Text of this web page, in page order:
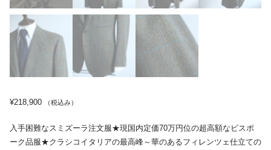
¥218,900 （税込み）
入手困難なスミズーラ注文服★現国内定価70万円位の超高額なビスポ
ーク品服★クラシコイタリアの最高峰～華のあるフィレンツェ仕立ての